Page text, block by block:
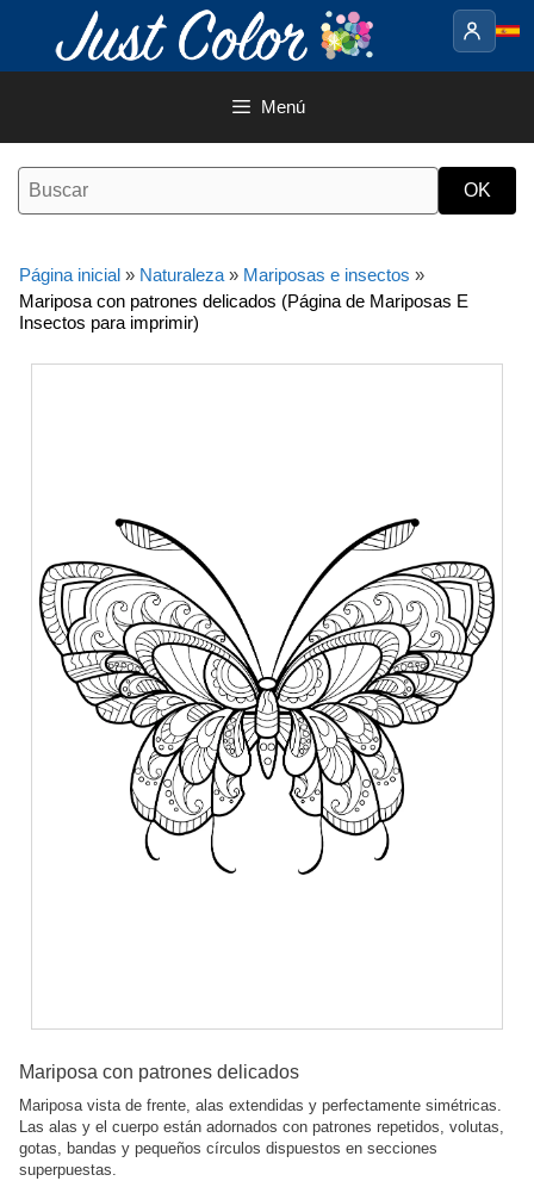
contenido
Menú
Página inicial » Naturaleza » Mariposas e insectos »
Mariposa con patrones delicados (Página de Mariposas E
Insectos para imprimir)
Mariposa con patrones delicados
Mariposa vista de frente, alas extendidas y perfectamente simétricas.
Las alas y el cuerpo están adornados con patrones repetidos, volutas,
gotas, bandas y pequeños círculos dispuestos en secciones
superpuestas.